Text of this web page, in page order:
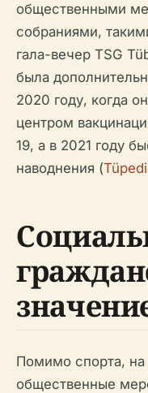
общественными
собраниями,
гала-вечер TSG
была
2020 году, когда
центром
19, а в 2021 году
наводнения (
Помимо спорта, на
общественные